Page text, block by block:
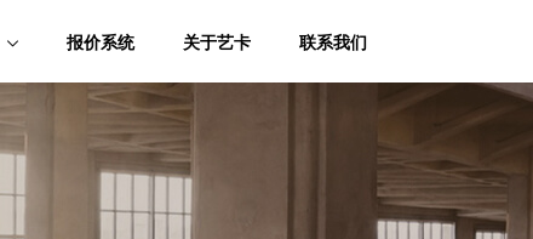
报价系统 关于艺卡 联系我们